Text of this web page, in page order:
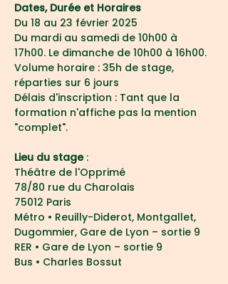
Dates, Durée et Horaires
Du 18 au 23 février 2025
Du mardi au samedi de 10h00 à
17h00. Le dimanche de 10h00 à 16h00.
Volume horaire : 35h de stage,
réparties sur 6 jours
Délais d'inscription : Tant que la
formation n'affiche pas la mention
"complet".
Lieu du stage :
Théâtre de l'Opprimé
78/80 rue du Charolais
75012 Paris
Métro • Reuilly-Diderot, Montgallet,
Dugommier, Gare de Lyon – sortie 9
RER • Gare de Lyon – sortie 9
Bus • Charles Bossut